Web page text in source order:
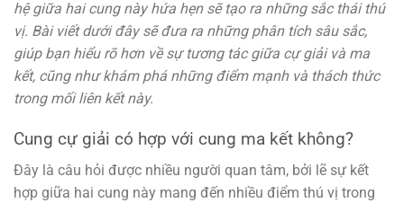
hệ giữa hai cung này hứa hẹn sẽ tạo ra những sắc thái thú
vị. Bài viết dưới đây sẽ đưa ra những phân tích sâu sắc,
giúp bạn hiểu rõ hơn về sự tương tác giữa cự giải và ma
kết, cũng như khám phá những điểm mạnh và thách thức
trong mối liên kết này.
Cung cự giải có hợp với cung ma kết không?
Đây là câu hỏi được nhiều người quan tâm, bởi lẽ sự kết
hợp giữa hai cung này mang đến nhiều điểm thú vị trong